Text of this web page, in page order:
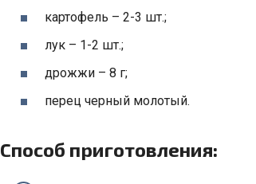
картофель – 2-3 шт.;
лук – 1-2 шт.;
дрожжи – 8 г;
перец черный молотый.
Способ приготовления: